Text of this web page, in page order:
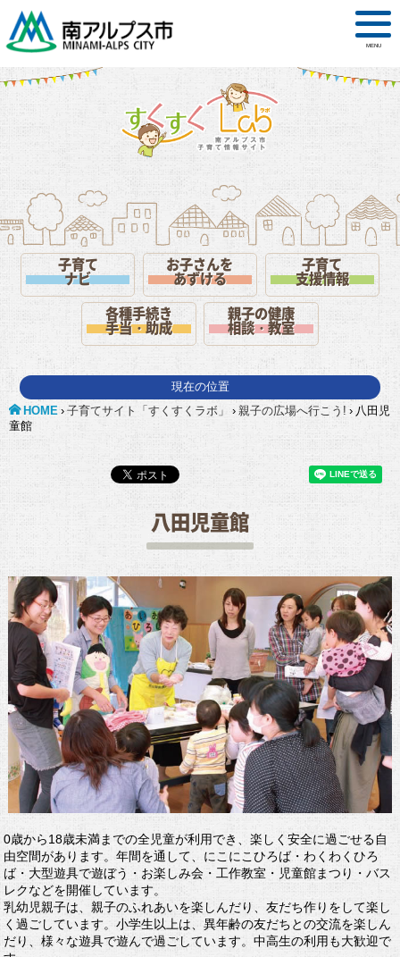
MENU
子育て
ナビ
お子さんを
あずける
子育て
支援情報
各種手続き
手当・助成
親子の健康
相談・教室
現在の位置
HOME › 子育てサイト「すくすくラボ」 › 親子の広場へ行こう! › 八田児
童館
八田児童館
0歳から18歳未満までの全児童が利用でき、楽しく安全に過ごせる自
由空間があります。年間を通して、にこにこひろば・わくわくひろ
ば・大型遊具で遊ぼう・お楽しみ会・工作教室・児童館まつり・バス
レクなどを開催しています。
乳幼児親子は、親子のふれあいを楽しんだり、友だち作りをして楽し
く過ごしています。小学生以上は、異年齢の友だちとの交流を楽しん
だり、様々な遊具で遊んで過ごしています。中高生の利用も大歓迎で